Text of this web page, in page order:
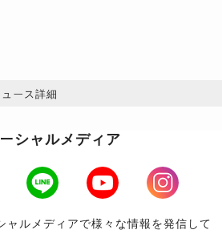
ース詳細
シャルメディア
LINE Youtube
Instagram
ャルメディアで様々な情報を発信して